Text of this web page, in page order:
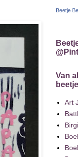
Beetje
Van
Art